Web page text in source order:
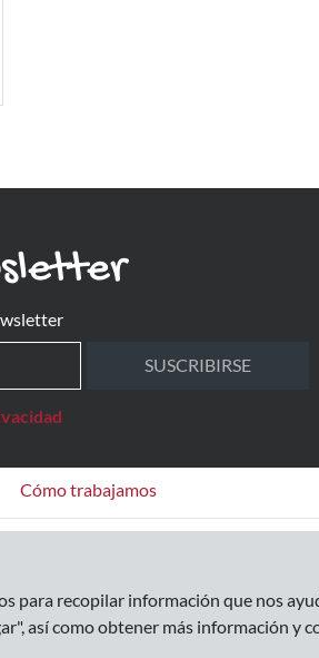
SUSCRIBIRSE
Cómo trabajamos
Envíos
Devoluciones
para recopilar información que nos
así como obtener más información y